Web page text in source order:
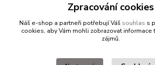
+420 799 500 769
pracovní dny 8-11hod.,13-15hod.
Zpracování cookies
Náš e-shop a partneři potřebují Váš souhlas s
cookies, aby Vám mohli zobrazovat informace
zájmů.